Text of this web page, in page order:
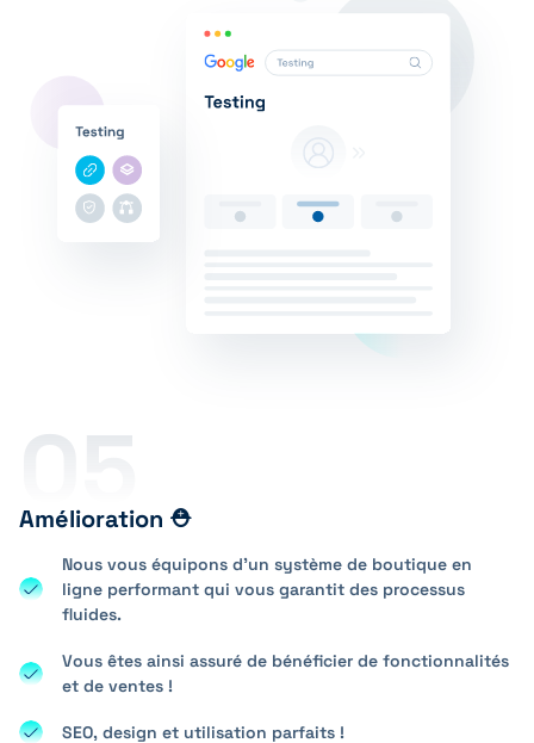
05
Amélioration ⛑️
Nous vous équipons d’un système de boutique en
ligne performant qui vous garantit des processus
fluides.
Vous êtes ainsi assuré de bénéficier de fonctionnalités
et de ventes !
SEO, design et utilisation parfaits !